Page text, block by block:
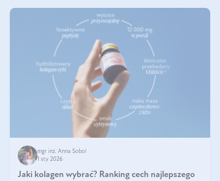
mgr inż. Anna Sobol
1 sty 2026
Jaki kolagen wybrać? Ranking cech najlepszego